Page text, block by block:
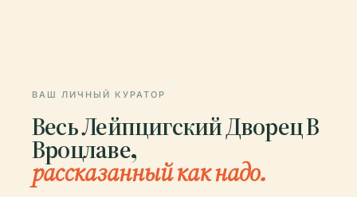
ВАШ ЛИЧНЫЙ КУРАТОР
Весь Лейпцигский Дворец В
Вроцлаве,
рассказанный как надо.